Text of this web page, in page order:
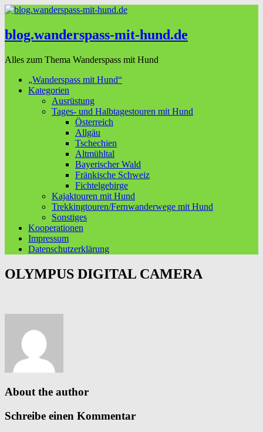
blog.wanderspass-mit-hund.de
Alles zum Thema Wanderspass mit Hund
„Wanderspass mit Hund“
Kategorien
Ausrüstung
Tages- und Halbtagestouren mit Hund
Österreich
Allgäu
Tschechien
Altmühltal
Bayerischer Wald
Fränkische Schweiz
Fichtelgebirge
Kajaktouren mit Hund
Trekkingtouren/Fernwanderwege mit Hund
Sonstiges
Kooperationen
Impressum
Datenschutzerklärung
OLYMPUS DIGITAL CAMERA
About the author
Schreibe einen Kommentar